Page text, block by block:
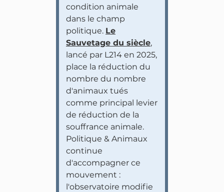
condition animale
dans le champ
politique. Le
Sauvetage du siècle,
lancé par L214 en 2025,
place la réduction du
nombre du nombre
d'animaux tués
comme principal levier
de réduction de la
souffrance animale.
Politique & Animaux
continue
d'accompagner ce
mouvement :
l'observatoire modifie